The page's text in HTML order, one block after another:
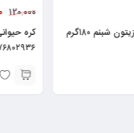
کنسرو ماهی در روغن زیتون شبنم ۱۸۰گرم
112.900تومان
۶۲۶۰۱۷۶۸۰۲۹۳۶